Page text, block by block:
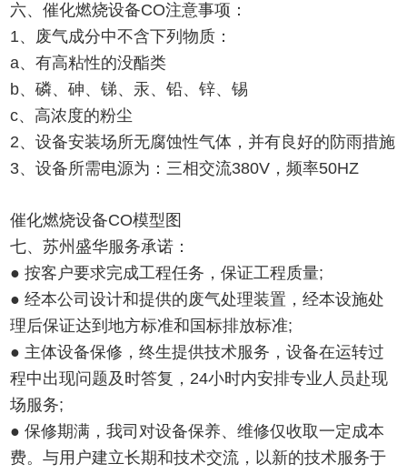
六、催化燃烧设备CO注意事项：
1、废气成分中不含下列物质：
a、有高粘性的没酯类
b、磷、砷、锑、汞、铅、锌、锡
c、高浓度的粉尘
2、设备安装场所无腐蚀性气体，并有良好的防雨措施
3、设备所需电源为：三相交流380V，频率50HZ
催化燃烧设备CO模型图
七、苏州盛华服务承诺：
● 按客户要求完成工程任务，保证工程质量;
● 经本公司设计和提供的废气处理装置，经本设施处
理后保证达到地方标准和国标排放标准;
● 主体设备保修，终生提供技术服务，设备在运转过
程中出现问题及时答复，24小时内安排专业人员赴现
场服务;
● 保修期满，我司对设备保养、维修仅收取一定成本
费。与用户建立长期和技术交流，以新的技术服务于